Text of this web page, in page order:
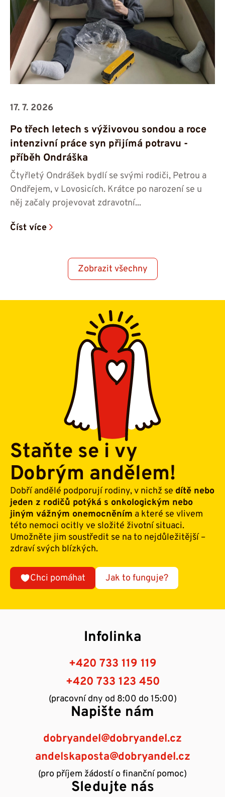
17. 7. 2026
Po třech letech s výživovou sondou a roce
intenzivní práce syn přijímá potravu -⁠⁠⁠⁠⁠⁠
příběh Ondráška
Čtyřletý Ondrášek bydlí se svými rodiči, Petrou a
Ondřejem, v Lovosicích. Krátce po narození se u
něj začaly projevovat zdravotní...
Číst více
Zobrazit všechny
Staňte se i vy
Dobrým andělem!
Dobří andělé podporují rodiny, v nichž se dítě nebo
jeden z rodičů potýká s onkologickým nebo
jiným vážným onemocněním a které se vlivem
této nemoci ocitly ve složité životní situaci.
Umožněte jim soustředit se na to nejdůležitější –
zdraví svých blízkých.
Chci pomáhat Jak to funguje?
Infolinka
+420 733 119 119
+420 733 123 450
(pracovní dny od 8:00 do 15:00)
Napište nám
dobryandel@dobryandel.cz
andelskaposta@dobryandel.cz
(pro příjem žádostí o finanční pomoc)
Sledujte nás